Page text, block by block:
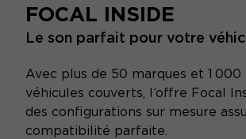
FOCAL INSIDE
Le son parfait pour votre
Avec plus de 50 marques et 1 000
véhicules couverts, l’offre Focal
des configurations sur mesure
compatibilité parfaite.